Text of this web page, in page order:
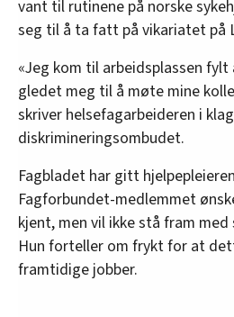
vant til rutinene på norske
seg til å ta fatt på vikariatet på
«Jeg kom til arbeidsplassen
gledet meg til å møte mine
skriver helsefagarbeideren i
diskrimineringsombudet.
Fagbladet har gitt
Fagforbundet-medlemmet
kjent, men vil ikke stå fram
Hun forteller om frykt for at
framtidige jobber.